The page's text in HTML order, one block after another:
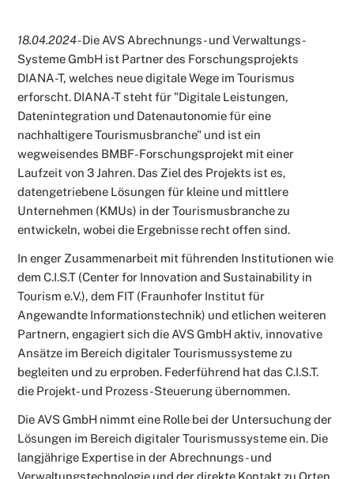
18.04.2024 -Die AVS Abrechnungs- und Verwaltungs-
Systeme GmbH ist Partner des Forschungsprojekts
DIANA-T, welches neue digitale Wege im Tourismus
erforscht. DIANA-T steht für "Digitale Leistungen,
Datenintegration und Datenautonomie für eine
nachhaltigere Tourismusbranche" und ist ein
wegweisendes BMBF-Forschungsprojekt mit einer
Laufzeit von 3 Jahren. Das Ziel des Projekts ist es,
datengetriebene Lösungen für kleine und mittlere
Unternehmen (KMUs) in der Tourismusbranche zu
entwickeln, wobei die Ergebnisse recht offen sind.
In enger Zusammenarbeit mit führenden Institutionen wie
dem C.I.S.T (Center for Innovation and Sustainability in
Tourism e.V.), dem FIT (Fraunhofer Institut für
Angewandte Informationstechnik) und etlichen weiteren
Partnern, engagiert sich die AVS GmbH aktiv, innovative
Ansätze im Bereich digitaler Tourismussysteme zu
begleiten und zu erproben. Federführend hat das C.I.S.T.
die Projekt- und Prozess-Steuerung übernommen.
Die AVS GmbH nimmt eine Rolle bei der Untersuchung der
Lösungen im Bereich digitaler Tourismussysteme ein. Die
langjährige Expertise in der Abrechnungs- und
Verwaltungstechnologie und der direkte Kontakt zu Orten